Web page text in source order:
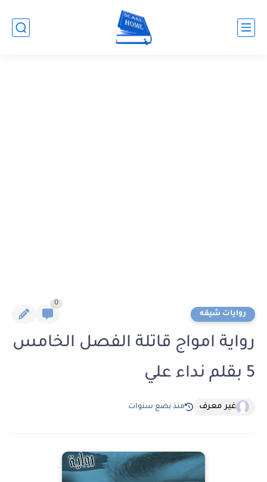
روايات شيقه
0
رواية امواج قاتلة الفصل الخامس
5 بقلم نداء علي
غير معرف منذ بضع سنوات